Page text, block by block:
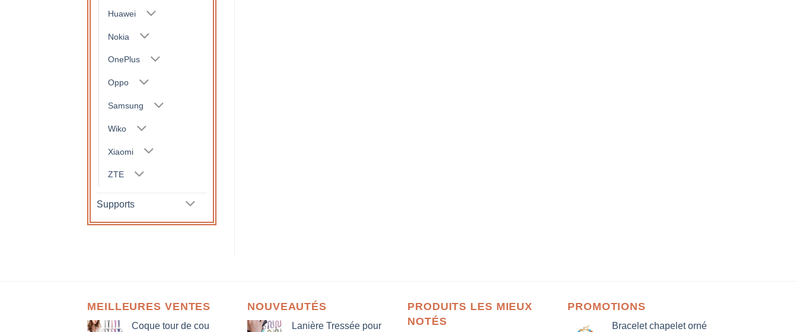
Huawei
Nokia
OnePlus
Oppo
Samsung
Wiko
Xiaomi
ZTE
Supports
MEILLEURES VENTES
Coque tour de cou
NOUVEAUTÉS
Lanière Tressée pour
PRODUITS LES MIEUX
NOTÉS
PROMOTIONS
Bracelet chapelet orné